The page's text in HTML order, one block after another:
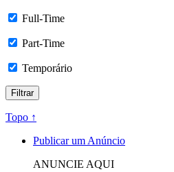
Full-Time
Part-Time
Temporário
Topo ↑
Publicar um Anúncio
ANUNCIE AQUI